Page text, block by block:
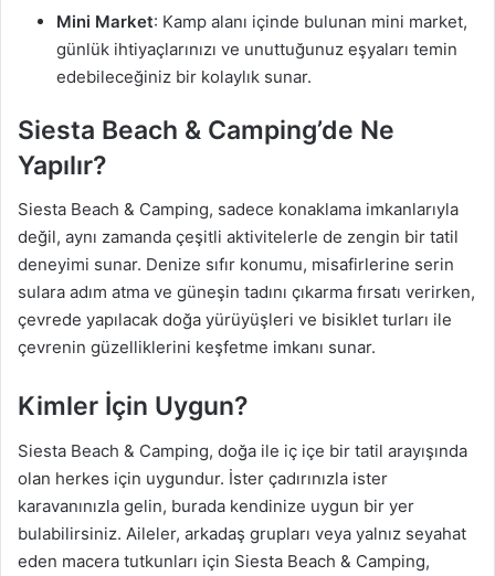
Mini Market: Kamp alanı içinde bulunan mini market,
günlük ihtiyaçlarınızı ve unuttuğunuz eşyaları temin
edebileceğiniz bir kolaylık sunar.
Siesta Beach & Camping’de Ne
Yapılır?
Siesta Beach & Camping, sadece konaklama imkanlarıyla
değil, aynı zamanda çeşitli aktivitelerle de zengin bir tatil
deneyimi sunar. Denize sıfır konumu, misafirlerine serin
sulara adım atma ve güneşin tadını çıkarma fırsatı verirken,
çevrede yapılacak doğa yürüyüşleri ve bisiklet turları ile
çevrenin güzelliklerini keşfetme imkanı sunar.
Kimler İçin Uygun?
Siesta Beach & Camping, doğa ile iç içe bir tatil arayışında
olan herkes için uygundur. İster çadırınızla ister
karavanınızla gelin, burada kendinize uygun bir yer
bulabilirsiniz. Aileler, arkadaş grupları veya yalnız seyahat
eden macera tutkunları için Siesta Beach & Camping,